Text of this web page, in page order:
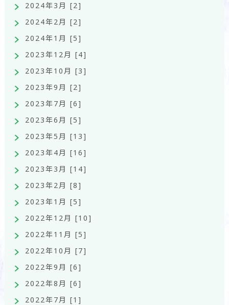
2024年3月 [2]
2024年2月 [2]
2024年1月 [5]
2023年12月 [4]
2023年10月 [3]
2023年9月 [2]
2023年7月 [6]
2023年6月 [5]
2023年5月 [13]
2023年4月 [16]
2023年3月 [14]
2023年2月 [8]
2023年1月 [5]
2022年12月 [10]
2022年11月 [5]
2022年10月 [7]
2022年9月 [6]
2022年8月 [6]
2022年7月 [1]